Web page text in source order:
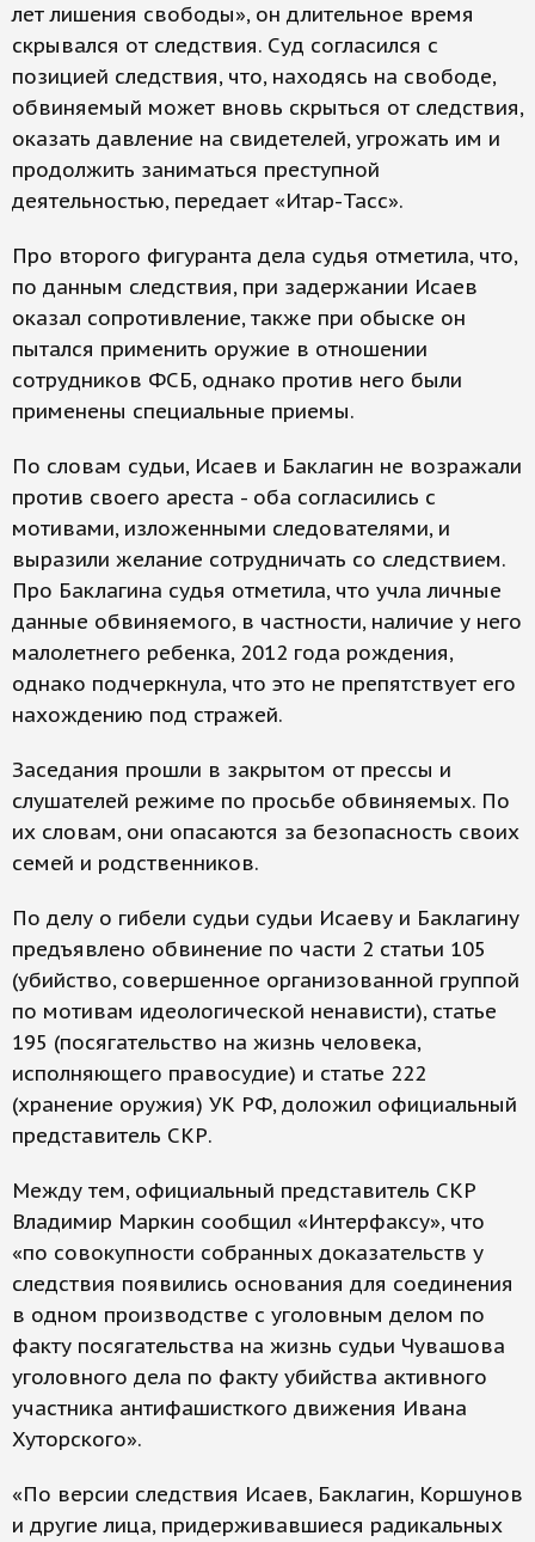
лет лишения свободы», он длительное время
скрывался от следствия. Суд согласился с
позицией следствия, что, находясь на свободе,
обвиняемый может вновь скрыться от следствия,
оказать давление на свидетелей, угрожать им и
продолжить заниматься преступной
деятельностью, передает «Итар-Тасс».
Про второго фигуранта дела судья отметила, что,
по данным следствия, при задержании Исаев
оказал сопротивление, также при обыске он
пытался применить оружие в отношении
сотрудников ФСБ, однако против него были
применены специальные приемы.
По словам судьи, Исаев и Баклагин не возражали
против своего ареста - оба согласились с
мотивами, изложенными следователями, и
выразили желание сотрудничать со следствием.
Про Баклагина судья отметила, что учла личные
данные обвиняемого, в частности, наличие у него
малолетнего ребенка, 2012 года рождения,
однако подчеркнула, что это не препятствует его
нахождению под стражей.
Заседания прошли в закрытом от прессы и
слушателей режиме по просьбе обвиняемых. По
их словам, они опасаются за безопасность своих
семей и родственников.
По делу о гибели судьи судьи Исаеву и Баклагину
предъявлено обвинение по части 2 статьи 105
(убийство, совершенное организованной группой
по мотивам идеологической ненависти), статье
195 (посягательство на жизнь человека,
исполняющего правосудие) и статье 222
(хранение оружия) УК РФ, доложил официальный
представитель СКР.
Между тем, официальный представитель СКР
Владимир Маркин сообщил «Интерфаксу», что
«по совокупности собранных доказательств у
следствия появились основания для соединения
в одном производстве с уголовным делом по
факту посягательства на жизнь судьи Чувашова
уголовного дела по факту убийства активного
участника антифашисткого движения Ивана
Хуторского».
«По версии следствия Исаев, Баклагин, Коршунов
и другие лица, придерживавшиеся радикальных